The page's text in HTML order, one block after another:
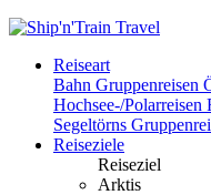
Reiseart
Bahn Gruppenreisen
Hochsee-/Polarreisen
Segeltörns
Reiseziele
Reiseziel
Arktis